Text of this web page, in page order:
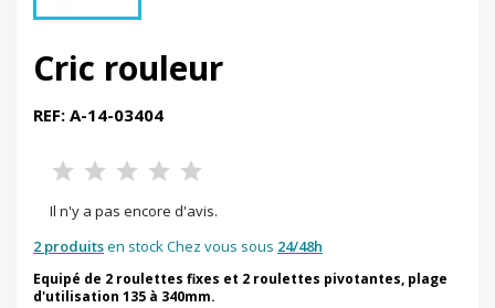
Cric rouleur
REF: A-14-03404
Il n'y a pas encore d'avis.
2 produitsen stock Chez vous sous 24/48h
Equipé de 2 roulettes fixes et 2 roulettes pivotantes, plage
d'utilisation 135 à 340mm.